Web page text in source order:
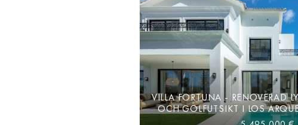
VILLA FORTUNA - RENOVERAD
OCH GOLFUTSIKT I LOS